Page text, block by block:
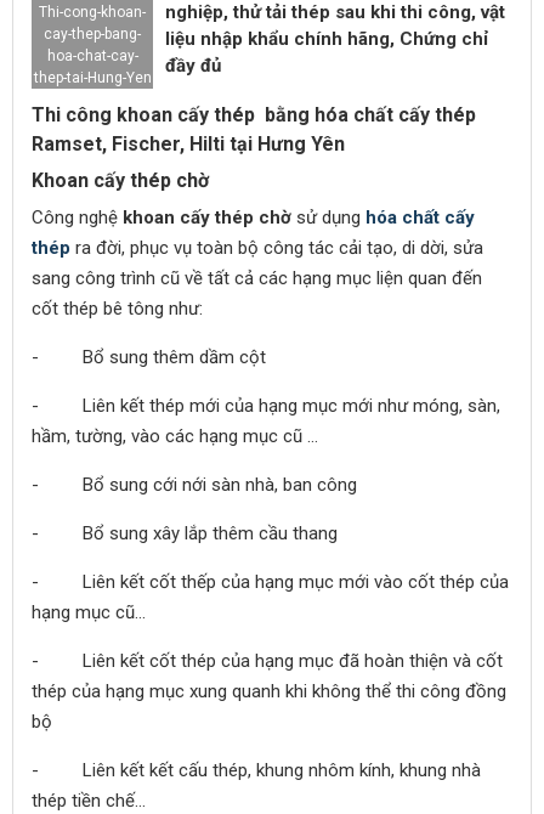
Thi-cong-khoan-
cay-thep-bang-
hoa-chat-cay-
thep-tai-Hung-Yen
nghiệp, thử tải thép sau khi thi công, vật
liệu nhập khẩu chính hãng, Chứng chỉ
đầy đủ
Thi công khoan cấy thép bằng hóa chất cấy thép
Ramset, Fischer, Hilti tại Hưng Yên
Khoan cấy thép chờ
Công nghệ khoan cấy thép chờ sử dụng hóa chất cấy
thép ra đời, phục vụ toàn bộ công tác cải tạo, di dời, sửa
sang công trình cũ về tất cả các hạng mục liện quan đến
cốt thép bê tông như:
- Bổ sung thêm dầm cột
- Liên kết thép mới của hạng mục mới như móng, sàn,
hầm, tường, vào các hạng mục cũ …
- Bổ sung cới nới sàn nhà, ban công
- Bổ sung xây lắp thêm cầu thang
- Liên kết cốt thếp của hạng mục mới vào cốt thép của
hạng mục cũ…
- Liên kết cốt thép của hạng mục đã hoàn thiện và cốt
thép của hạng mục xung quanh khi không thể thi công đồng
bộ
- Liên kết kết cấu thép, khung nhôm kính, khung nhà
thép tiền chế…